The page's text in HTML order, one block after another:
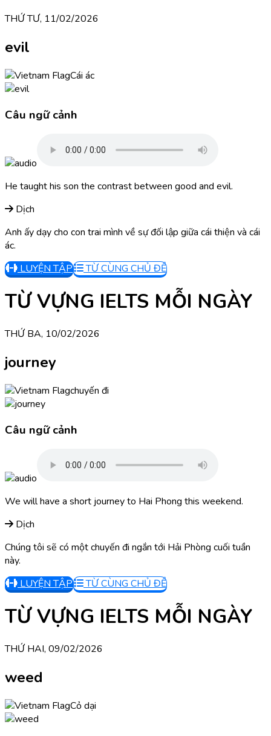
THỨ TƯ, 11/02/2026
evil
Cái ác
Câu ngữ cảnh
He taught his son the contrast between good and evil.
Dịch
Anh ấy dạy cho con trai mình về sự đối lập giữa cái thiện và cái
ác.
LUYỆN TẬP
TỪ CÙNG CHỦ ĐỀ
TỪ VỰNG IELTS MỖI NGÀY
THỨ BA, 10/02/2026
journey
chuyến đi
Câu ngữ cảnh
We will have a short journey to Hai Phong this weekend.
Dịch
Chúng tôi sẽ có một chuyến đi ngắn tới Hải Phòng cuối tuần
này.
LUYỆN TẬP
TỪ CÙNG CHỦ ĐỀ
TỪ VỰNG IELTS MỖI NGÀY
THỨ HAI, 09/02/2026
weed
Cỏ dại